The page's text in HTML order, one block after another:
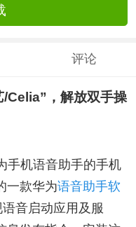
评论
Celia”，解放双手操
手机语音助手的手机
一款华为语音助手软
音启动应用及服